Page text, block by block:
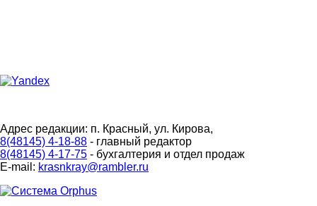
Адрес редакции: п. Красный, ул. Кирова,
8(48145) 4-18-88 - главный редактор
8(48145) 4-17-75 - бухгалтерия и отдел продаж
E-mail: krasnkray@rambler.ru